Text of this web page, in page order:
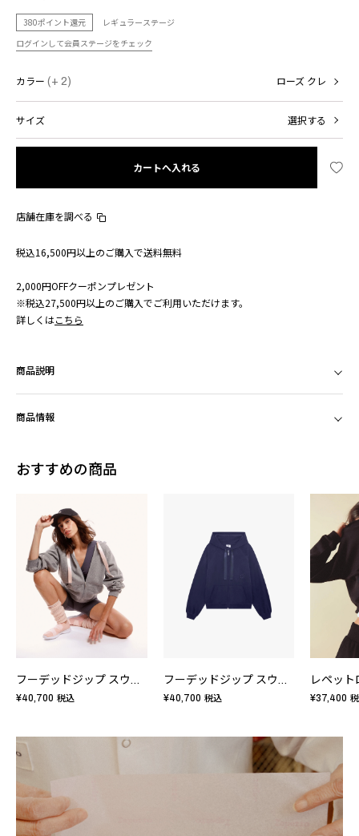
380ポイント還元
レギュラーステージ
ログインして会員ステージをチェック
カラー (+ 2) ローズ クレ
サイズ 選択する
カートへ入れる
店舗在庫を調べる
税込16,500円以上のご購入で送料無料
2,000円OFFクーポンプレゼント
※税込27,500円以上のご購入でご利用いただけます。
詳しくはこちら
商品説明
商品情報
おすすめの商品
フーデッドジップ スウェット
¥40,700 税込
フーデッドジップ スウェット
¥40,700 税込 ¥37,400